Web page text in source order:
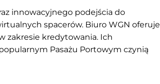
innowacyjnego podejścia do
spacerów. Biuro WGN oferuje
zakresie kredytowania. Ich
Pasażu Portowym czynią